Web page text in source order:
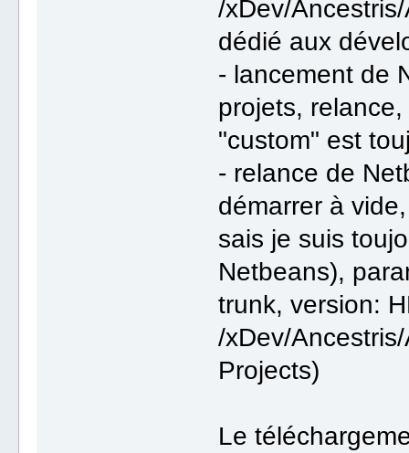
/xDev/
dédié aux
- lancement de
projets,
"custom" est
- relance de
démarrer à
sais je suis
Netbeans),
trunk, version:
/xDev/
Projects)
Le